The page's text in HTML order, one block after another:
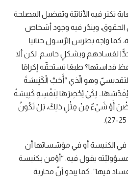
تكثر فيه الأنانيّة وتفضيل المصلحة
ويندُر فيه وجود أشخاص
كما واجه بطرس الرّسول حنانيا
لفسادهم وبشكلٍ حاسم. لكن ألا
قداستها؟ طبعًا تستحقّه إكرامًا
وهو الّذي “أَحَبَّ الْكَنِيسَةَ
يُقَدِّسَهَا… لِكَيْ يُحْضِرَهَا لِنَفْسِهِ كَنِيسَةً
غَضْنَ أَوْ شَيْءٌ مِنْ مِثْلِ ذلِكَ، بَلْ تَكُونُ
الكنيسة أو في مؤسّساتها أن
يقول فيه: “أؤمن بكنيسة
فيها”. كما يبدو أنّ محاربة